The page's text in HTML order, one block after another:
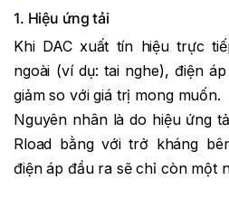
1. Hiệu ứng tải
Khi DAC xuất tín hiệu trực
ngoài (ví dụ: tai nghe), điện
giảm so với giá trị mong muốn.
Nguyên nhân là do hiệu ứng
Rload bằng với trở kháng
điện áp đầu ra sẽ chỉ còn một